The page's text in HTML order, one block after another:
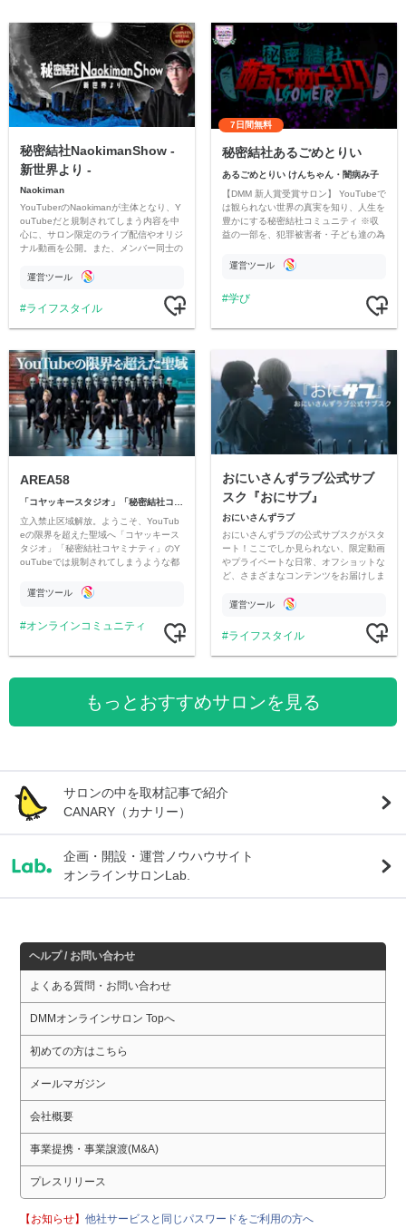
秘密結社NaokimanShow -
新世界より -
Naokiman
YouTuberのNaokimanが主体となり、Y
ouTubeだと規制されてしまう内容を中
心に、サロン限定のライブ配信やオリジ
ナル動画を公開。また、メンバー同士の
ただいています。
運営ツール
ライフスタイル
7日間無料
秘密結社あるごめとりい
あるごめとりい けんちゃん・闇病み子
【DMM 新人賞受賞サロン】 YouTubeで
は観られない世界の真実を知り、人生を
豊かにする秘密結社コミュニティ ※収
益の一部を、犯罪被害者・子ども達の為
す運営ツール
学び
AREA58
立入禁止区域解放。ようこそ、YouTub
eの限界を超えた聖域へ「コヤッキース
タジオ」「秘密結社コヤミナティ」のY
ouTubeでは規制されてしまうような都
公開。
運営ツール
オンラインコミュニティ
おにいさんずラブ公式サブ
スク『おにサブ』
おにいさんずラブ
おにいさんずラブの公式サブスクがスタ
ート！ここでしか見られない、限定動画
やプライベートな日常、オフショットな
ど、さまざまなコンテンツをお届けしま
運営ツール
ライフスタイル
もっとおすすめサロンを見る
サロンの中を取材記事で紹介
CANARY（カナリー）
企画・開設・運営ノウハウサイト
オンラインサロンLab.
ヘルプ / お問い合わせ
よくある質問・お問い合わせ
DMMオンラインサロン Topへ
初めての方はこちら
メールマガジン
会社概要
事業提携・事業譲渡(M&A)
プレスリリース
【お知らせ】他社サービスと同じパスワードをご利用の方へ